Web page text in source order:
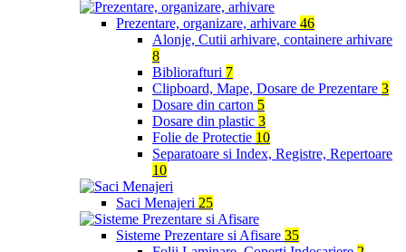
Prezentare, organizare, arhivare 46
Alonje, Cutii arhivare, containere arhivare
8
Bibliorafturi 7
Clipboard, Mape, Dosare de Prezentare 3
Dosare din carton 5
Dosare din plastic 3
Folie de Protectie 10
Separatoare si Index, Registre, Repertoare
10
Saci Menajeri 25
Sisteme Prezentare si Afisare 35